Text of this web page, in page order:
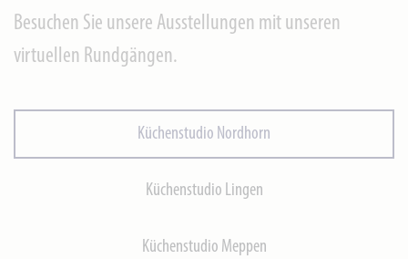
Besuchen Sie unsere Ausstellungen mit unseren
virtuellen Rundgängen.
Küchenstudio Nordhorn
Küchenstudio Lingen
Küchenstudio Meppen